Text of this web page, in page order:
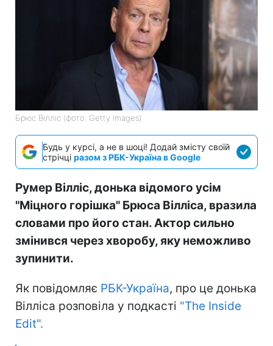
Брюс Вілліс (фото: Getty Images)
Будь у курсі, а не в шоці! Додай змісту своїй
стрічці разом з РБК-Україна в Google
Румер Вілліс, донька відомого усім
"Міцного горішка" Брюса Вілліса, вразила
словами про його стан. Актор сильно
змінився через хворобу, яку неможливо
зупинити.
Як повідомляє РБК-Україна, про це донька
Вілліса розповіла у подкасті "The Inside
Edit".